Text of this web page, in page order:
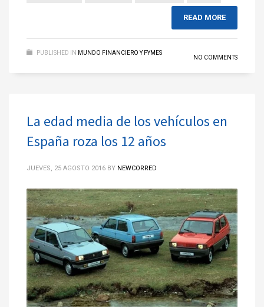
READ MORE
PUBLISHED IN MUNDO FINANCIERO Y PYMES
NO COMMENTS
La edad media de los vehículos en
España roza los 12 años
JUEVES, 25 AGOSTO 2016 BY NEWCORRED